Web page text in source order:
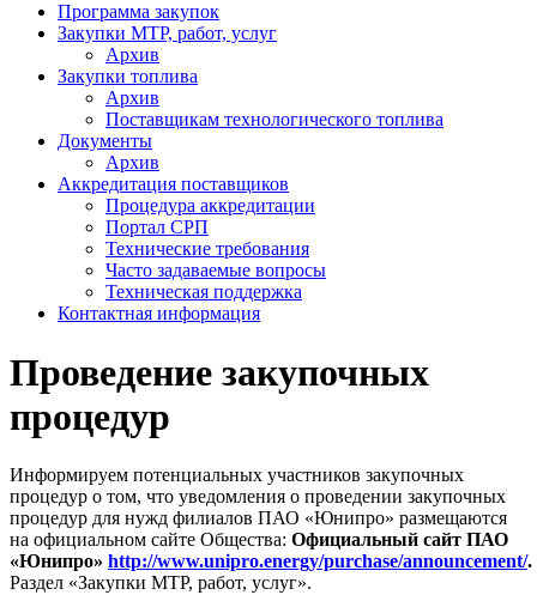
Программа закупок
Закупки МТР, работ, услуг
Архив
Закупки топлива
Архив
Поставщикам технологического топлива
Документы
Архив
Аккредитация поставщиков
Процедура аккредитации
Портал СРП
Технические требования
Часто задаваемые вопросы
Техническая поддержка
Контактная информация
Проведение закупочных
процедур
Информируем потенциальных участников закупочных
процедур о том, что уведомления о проведении закупочных
процедур для нужд филиалов ПАО «Юнипро» размещаются
на официальном сайте Общества: Официальный сайт ПАО
«Юнипро» http://www.unipro.energy/purchase/announcement/.
Раздел «Закупки МТР, работ, услуг».